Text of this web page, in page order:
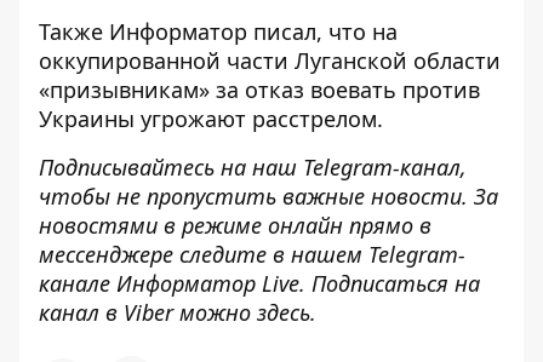
Также Информатор писал, что на
оккупированной части Луганской области
«призывникам» за отказ воевать против
Украины угрожают расстрелом.
Подписывайтесь на наш Telegram-канал,
чтобы не пропустить важные новости. За
новостями в режиме онлайн прямо в
мессенджере следите в нашем Telegram-
канале Информатор Live. Подписаться на
канал в Viber можно здесь.